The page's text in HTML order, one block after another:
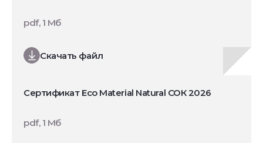
Скачать файл
pdf, 1 Мб
Сертификат Eco Material Natural СОК 2026
pdf, 1 Мб